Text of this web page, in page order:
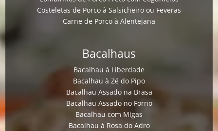
Costeletas de Porco à Salsicheiro ou Feveras
Carne de Porco à Alentejana
Bacalhaus
Bacalhau à Liberdade
Bacalhau à Zé do Pipo
Bacalhau Assado na Brasa
Bacalhau Assado no Forno
Bacalhau com Migas
Bacalhau à Rosa do Adro